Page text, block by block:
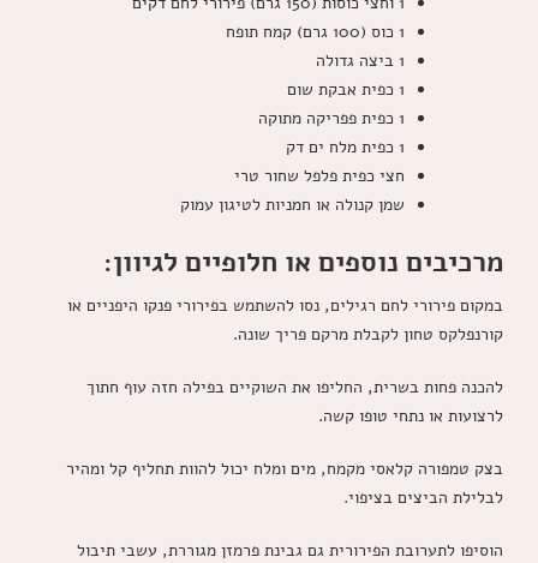
1 כוס (100 גרם) קמח תופח
1 ביצה גדולה
1 כפית אבקת שום
1 כפית פפריקה מתוקה
1 כפית מלח ים דק
חצי כפית פלפל שחור טרי
שמן קנולה או חמניות לטיגון עמוק
מרכיבים נוספים או חלופיים לגיוון:
במקום פירורי לחם רגילים, נסו להשתמש בפירורי פנקו היפניים או
קורנפלקס טחון לקבלת מרקם פריך שונה.
להכנה פחות בשרית, החליפו את השוקיים בפילה חזה עוף חתוך
לרצועות או נתחי טופו קשה.
בצק טמפורה קלאסי מקמח, מים ומלח יכול להוות תחליף קל ומהיר
לבלילת הביצים בציפוי.
הוסיפו לתערובת הפירורית גם גבינת פרמזן מגוררת, עשבי תיבול